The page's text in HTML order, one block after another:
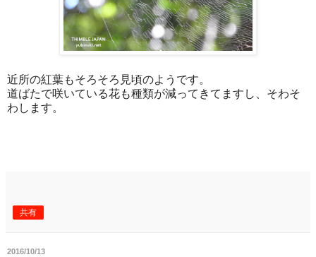
近所の紅葉もそろそろ見頃のようです。
道ばたで咲いている花も種類が減ってきてますし、そわそ
わします。
共有
2016/10/13